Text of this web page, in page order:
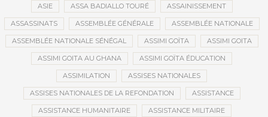
ASIE ASSA BADIALLO TOURÉ ASSAINISSEMENT
ASSASSINATS ASSEMBLÉE GÉNÉRALE ASSEMBLÉE NATIONALE
ASSEMBLÉE NATIONALE SÉNÉGAL ASSIMI GOÏTA ASSIMI GOITA
ASSIMI GOITA AU GHANA ASSIMI GOÏTA ÉDUCATION
ASSIMILATION ASSISES NATIONALES
ASSISES NATIONALES DE LA REFONDATION ASSISTANCE
ASSISTANCE HUMANITAIRE ASSISTANCE MILITAIRE